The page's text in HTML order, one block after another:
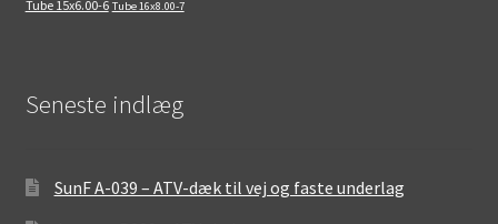
Tube 15x6.00-6 Tube 16x8.00-7
Seneste indlæg
SunF A-039 – ATV-dæk til vej og faste underlag